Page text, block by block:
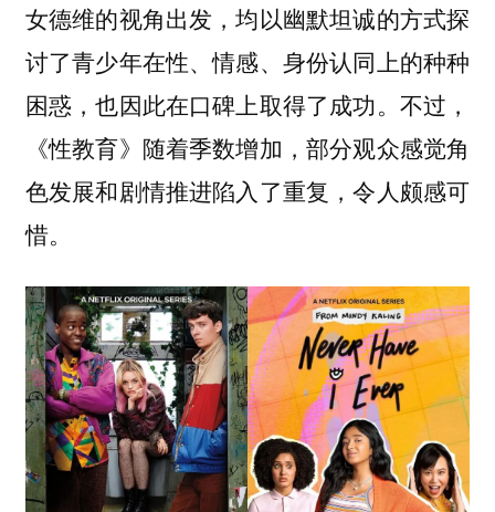
女德维的视角出发，均以幽默坦诚的方式探
讨了青少年在性、情感、身份认同上的种种
困惑，也因此在口碑上取得了成功。不过，
《性教育》随着季数增加，部分观众感觉角
色发展和剧情推进陷入了重复，令人颇感可
惜。